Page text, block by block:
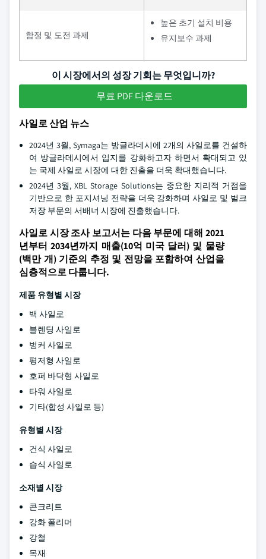
함정 및 도전 과제
높은 초기 설치 비용
유지보수 과제
이 시장에서의 성장 기회는 무엇입니까?
무료 PDF 다운로드
사일로 산업 뉴스
2024년 3월, Symaga는 방글라데시에 2개의 사일로를 건설하
여 방글라데시에서 입지를 강화하고자 하면서 확대되고 있
는 국제 사일로 시장에 대한 진출을 더욱 확대했습니다.
2024년 3월, XBL Storage Solutions는 중요한 지리적 거점을
기반으로 한 포지셔닝 전략을 더욱 강화하며 사일로 및 벌크
저장 부문의 서배너 시장에 진출했습니다.
사일로 시장 조사 보고서는 다음 부문에 대해 2021
년부터 2034년까지 매출(10억 미국 달러) 및 물량
(백만 개) 기준의 추정 및 전망을 포함하여 산업을
심층적으로 다룹니다.
제품 유형별 시장
백 사일로
블렌딩 사일로
벙커 사일로
평저형 사일로
호퍼 바닥형 사일로
타워 사일로
기타(합성 사일로 등)
유형별 시장
건식 사일로
습식 사일로
소재별 시장
콘크리트
강화 폴리머
강철
목재